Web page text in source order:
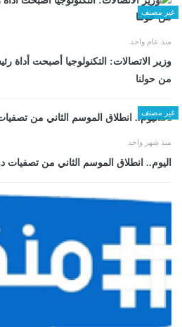
غير مصنف
منذ عام واحد
وزير الاتصالات: التكنولوجيا أصبحت أداة
من حولنا
غير مصنف
منذ شهر واحد
اليوم.. انطلاق الموسم الثاني من تصفيات